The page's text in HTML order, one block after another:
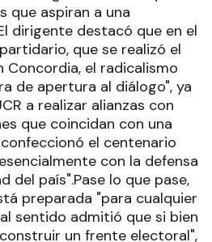
que aspiran a una
dirigente destacó que en el
que se realizó el
Concordia, el radicalismo
de apertura al diálogo", ya
a realizar alianzas con
que coincidan con una
el centenario
con la defensa
del país".Pase lo que pase,
preparada "para cualquier
sentido admitió que si bien
un frente electoral",